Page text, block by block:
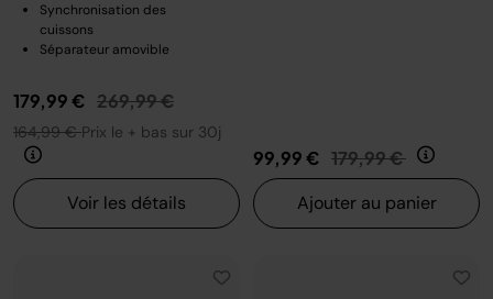
Synchronisation des
cuissons
Séparateur amovible
179,99 € Prix réduit de
269,99 €au
164,99 €Prix le + bas sur 30j
Voir les détails
99,99 € Prix réduit de
179,99 € au
Ajouter au panier